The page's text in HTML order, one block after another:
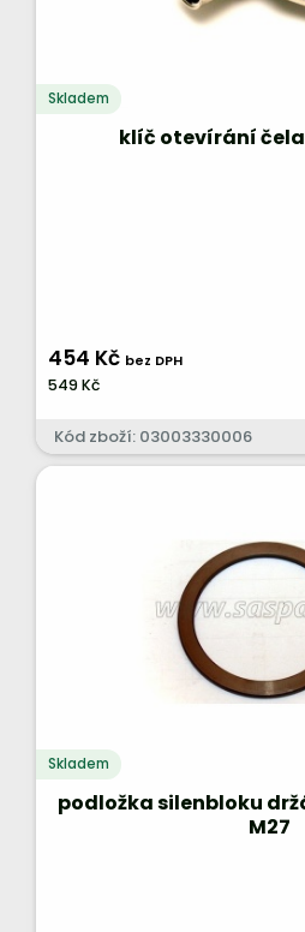
Skladem
klíč otevírání čela
454 Kč bez DPH
549 Kč
Kód zboží: 03003330006
Skladem
podložka silenbloku
M27